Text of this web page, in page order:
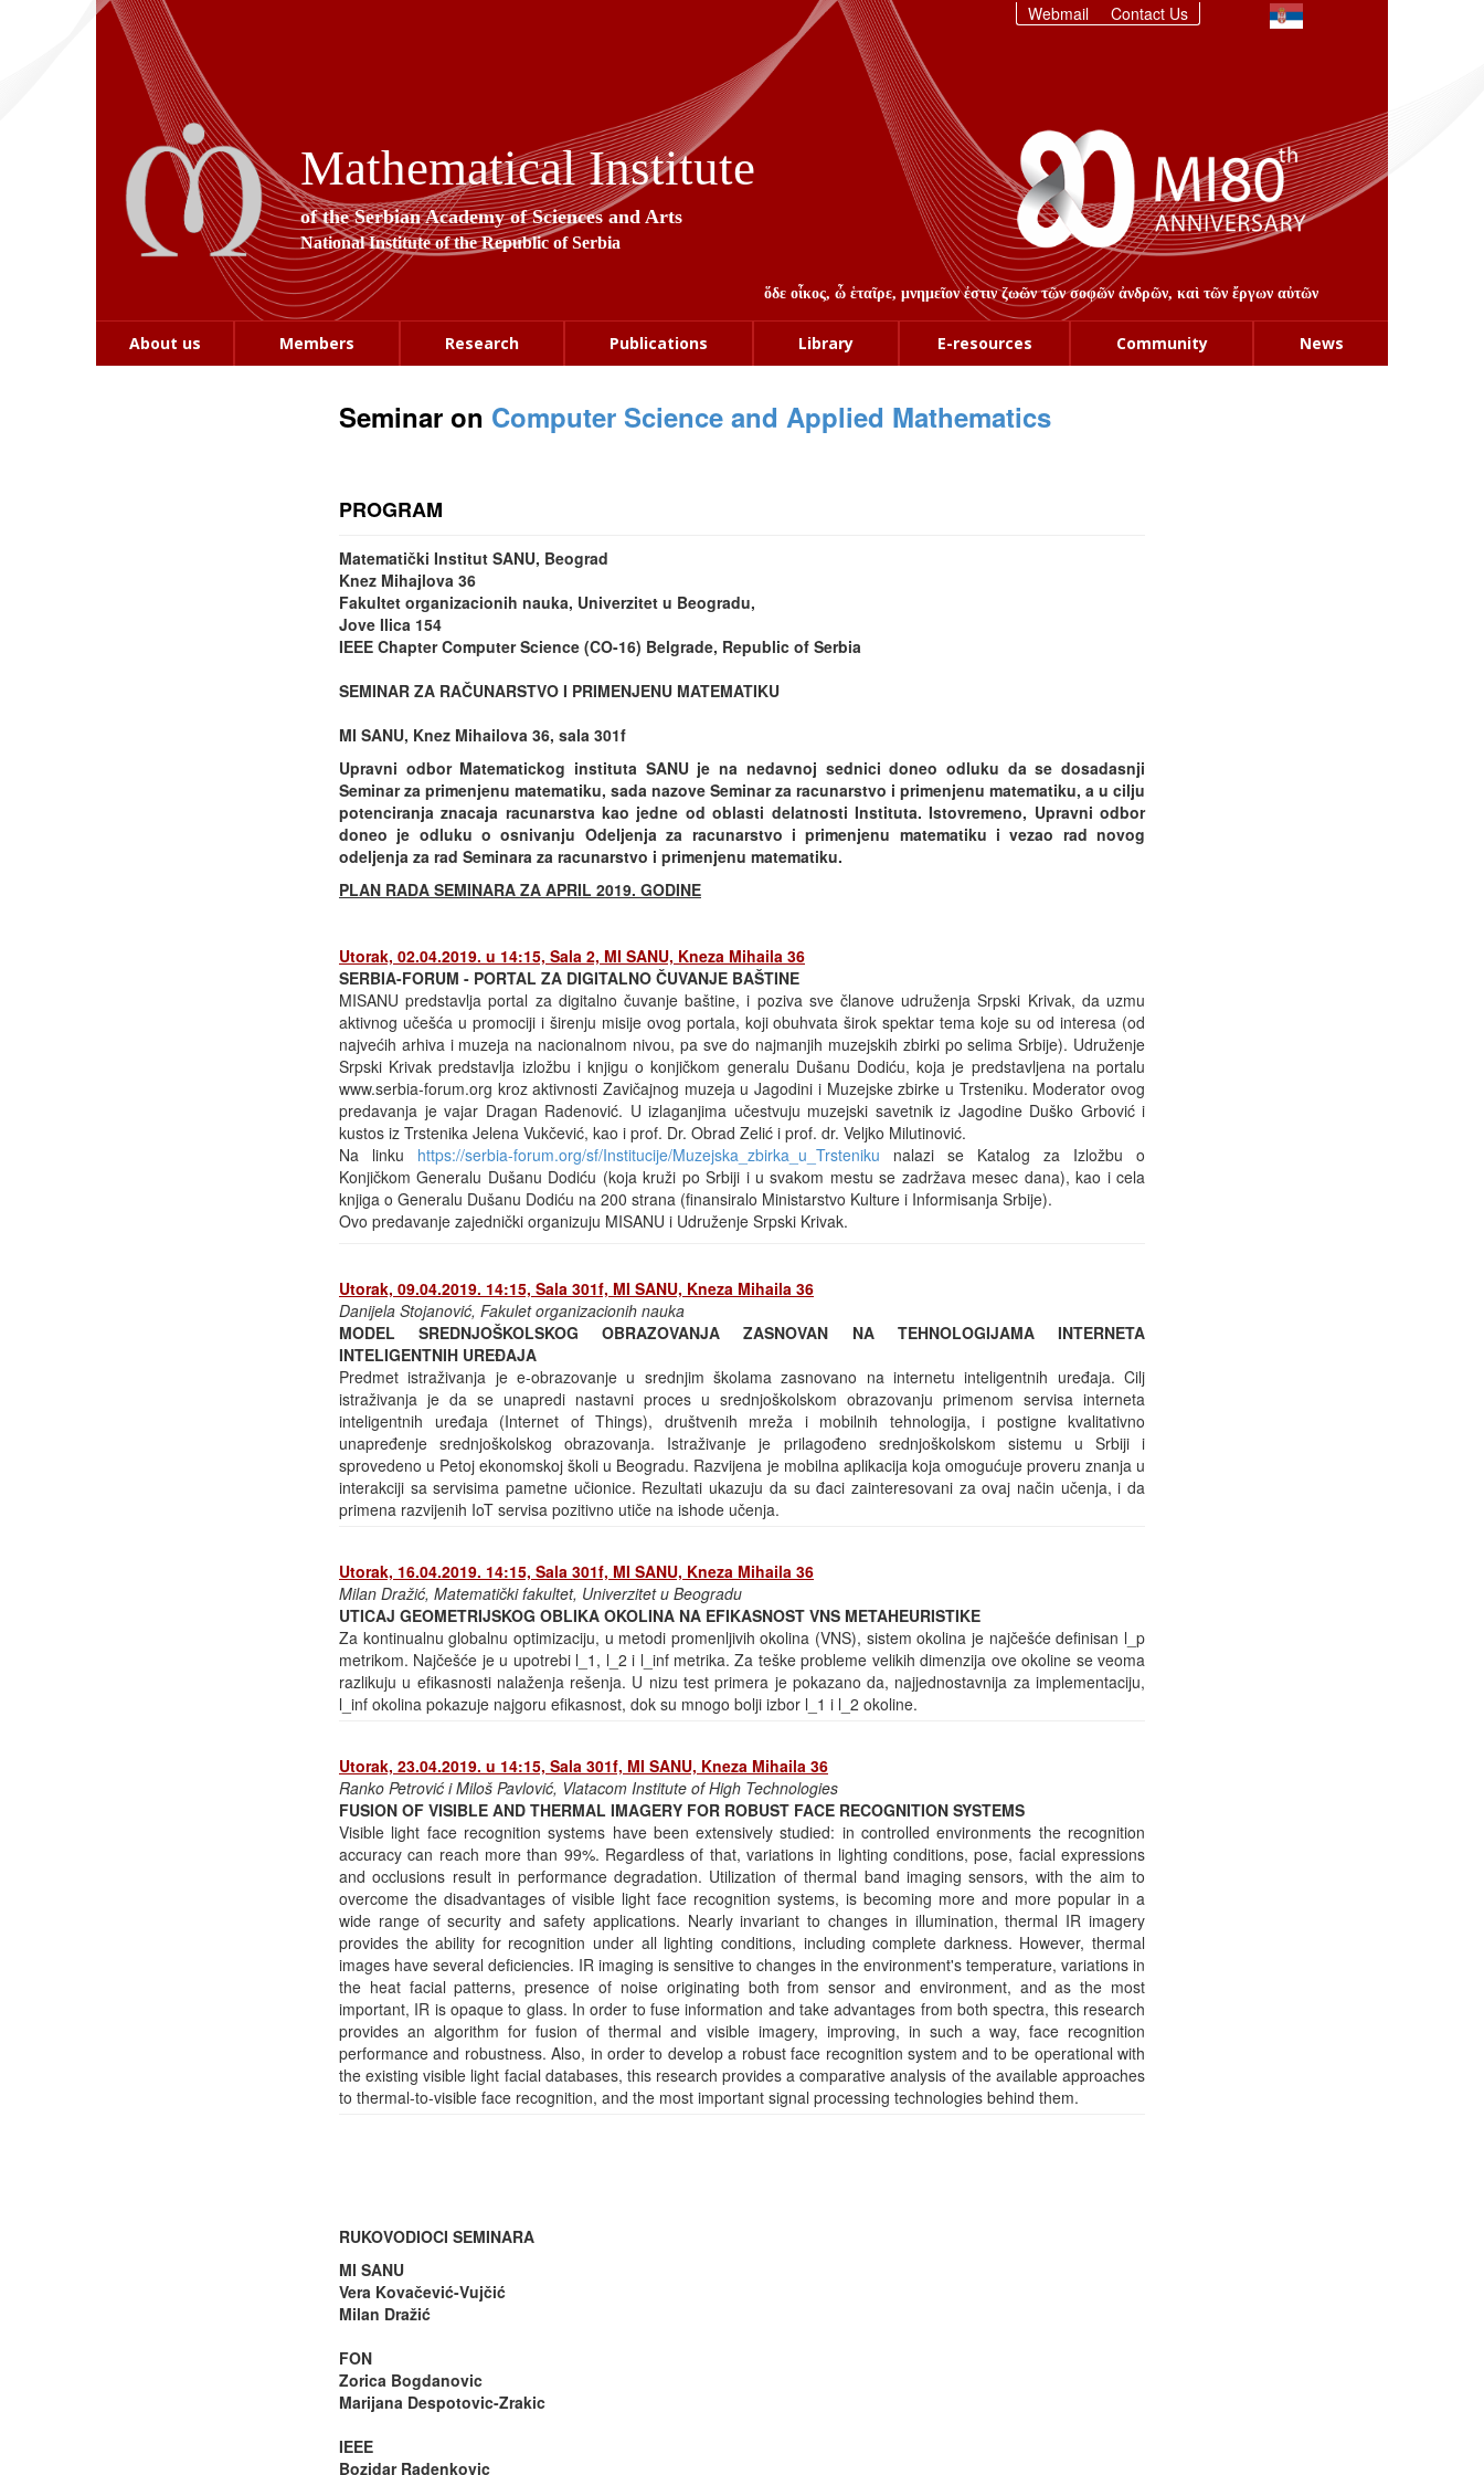
Webmail Contact Us
Mathematical Institute
of the Serbian Academy of Sciences and Arts
National Institute of the Republic of Serbia
ὅδε οἶκος, ὦ ἑταῖρε, μνημεῖον ἐστιν ζωῶν τῶν σοφῶν ἀνδρῶν, καὶ τῶν ἔργων αὐτῶν
About us Members Research Publications Library E-resources Community News
Seminar on Computer Science and Applied Mathematics
PROGRAM
Matematički Institut SANU, Beograd
Knez Mihajlova 36
Fakultet organizacionih nauka, Univerzitet u Beogradu,
Jove Ilica 154
IEEE Chapter Computer Science (CO-16) Belgrade, Republic of Serbia
SEMINAR ZA RAČUNARSTVO I PRIMENJENU MATEMATIKU
MI SANU, Knez Mihailova 36, sala 301f
Upravni odbor Matematickog instituta SANU je na nedavnoj sednici doneo odluku da se dosadasnji
Seminar za primenjenu matematiku, sada nazove Seminar za racunarstvo i primenjenu matematiku, a u cilju
potenciranja znacaja racunarstva kao jedne od oblasti delatnosti Instituta. Istovremeno, Upravni odbor
doneo je odluku o osnivanju Odeljenja za racunarstvo i primenjenu matematiku i vezao rad novog
odeljenja za rad Seminara za racunarstvo i primenjenu matematiku.
PLAN RADA SEMINARA ZA APRIL 2019. GODINE
Utorak, 02.04.2019. u 14:15, Sala 2, MI SANU, Kneza Mihaila 36
SERBIA-FORUM - PORTAL ZA DIGITALNO ČUVANJE BAŠTINE
MISANU predstavlja portal za digitalno čuvanje baštine, i poziva sve članove udruženja Srpski Krivak, da uzmu
aktivnog učešća u promociji i širenju misije ovog portala, koji obuhvata širok spektar tema koje su od interesa (od
najvećih arhiva i muzeja na nacionalnom nivou, pa sve do najmanjih muzejskih zbirki po selima Srbije). Udruženje
Srpski Krivak predstavlja izložbu i knjigu o konjičkom generalu Dušanu Dodiću, koja je predstavljena na portalu
www.serbia-forum.org kroz aktivnosti Zavičajnog muzeja u Jagodini i Muzejske zbirke u Trsteniku. Moderator ovog
predavanja je vajar Dragan Radenović. U izlaganjima učestvuju muzejski savetnik iz Jagodine Duško Grbović i
kustos iz Trstenika Jelena Vukčević, kao i prof. Dr. Obrad Zelić i prof. dr. Veljko Milutinović.
Na linku https://serbia-forum.org/sf/Institucije/Muzejska_zbirka_u_Trsteniku nalazi se Katalog za Izložbu o
Konjičkom Generalu Dušanu Dodiću (koja kruži po Srbiji i u svakom mestu se zadržava mesec dana), kao i cela
knjiga o Generalu Dušanu Dodiću na 200 strana (finansiralo Ministarstvo Kulture i Informisanja Srbije).
Ovo predavanje zajednički organizuju MISANU i Udruženje Srpski Krivak.
Utorak, 09.04.2019. 14:15, Sala 301f, MI SANU, Kneza Mihaila 36
Danijela Stojanović, Fakulet organizacionih nauka
MODEL SREDNJOŠKOLSKOG OBRAZOVANJA ZASNOVAN NA TEHNOLOGIJAMA INTERNETA
INTELIGENTNIH UREĐAJA
Predmet istraživanja je e-obrazovanje u srednjim školama zasnovano na internetu inteligentnih uređaja. Cilj
istraživanja je da se unapredi nastavni proces u srednjoškolskom obrazovanju primenom servisa interneta
inteligentnih uređaja (Internet of Things), društvenih mreža i mobilnih tehnologija, i postigne kvalitativno
unapređenje srednjoškolskog obrazovanja. Istraživanje je prilagođeno srednjoškolskom sistemu u Srbiji i
sprovedeno u Petoj ekonomskoj školi u Beogradu. Razvijena je mobilna aplikacija koja omogućuje proveru znanja u
interakciji sa servisima pametne učionice. Rezultati ukazuju da su đaci zainteresovani za ovaj način učenja, i da
primena razvijenih IoT servisa pozitivno utiče na ishode učenja.
Utorak, 16.04.2019. 14:15, Sala 301f, MI SANU, Kneza Mihaila 36
Milan Dražić, Matematički fakultet, Univerzitet u Beogradu
UTICAJ GEOMETRIJSKOG OBLIKA OKOLINA NA EFIKASNOST VNS METAHEURISTIKE
Za kontinualnu globalnu optimizaciju, u metodi promenljivih okolina (VNS), sistem okolina je najčešće definisan l_p
metrikom. Najčešće je u upotrebi l_1, l_2 i l_inf metrika. Za teške probleme velikih dimenzija ove okoline se veoma
razlikuju u efikasnosti nalaženja rešenja. U nizu test primera je pokazano da, najjednostavnija za implementaciju,
l_inf okolina pokazuje najgoru efikasnost, dok su mnogo bolji izbor l_1 i l_2 okoline.
Utorak, 23.04.2019. u 14:15, Sala 301f, MI SANU, Kneza Mihaila 36
Ranko Petrović i Miloš Pavlović, Vlatacom Institute of High Technologies
FUSION OF VISIBLE AND THERMAL IMAGERY FOR ROBUST FACE RECOGNITION SYSTEMS
Visible light face recognition systems have been extensively studied: in controlled environments the recognition
accuracy can reach more than 99%. Regardless of that, variations in lighting conditions, pose, facial expressions
and occlusions result in performance degradation. Utilization of thermal band imaging sensors, with the aim to
overcome the disadvantages of visible light face recognition systems, is becoming more and more popular in a
wide range of security and safety applications. Nearly invariant to changes in illumination, thermal IR imagery
provides the ability for recognition under all lighting conditions, including complete darkness. However, thermal
images have several deficiencies. IR imaging is sensitive to changes in the environment's temperature, variations in
the heat facial patterns, presence of noise originating both from sensor and environment, and as the most
important, IR is opaque to glass. In order to fuse information and take advantages from both spectra, this research
provides an algorithm for fusion of thermal and visible imagery, improving, in such a way, face recognition
performance and robustness. Also, in order to develop a robust face recognition system and to be operational with
the existing visible light facial databases, this research provides a comparative analysis of the available approaches
to thermal-to-visible face recognition, and the most important signal processing technologies behind them.
RUKOVODIOCI SEMINARA
MI SANU
Vera Kovačević-Vujčić
Milan Dražić
FON
Zorica Bogdanovic
Marijana Despotovic-Zrakic
IEEE
Bozidar Radenkovic